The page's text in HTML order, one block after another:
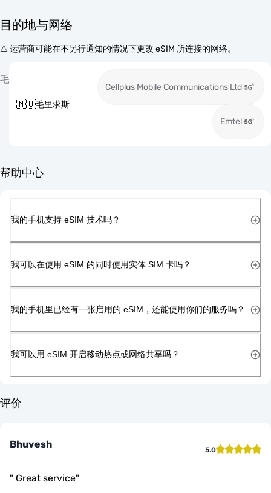
目的地与网络
⚠️ 运营商可能在不另行通知的情况下更改 eSIM 所连接的网络。
毛
🇲🇺毛里求斯
Cellplus Mobile Communications Ltd
Emtel
帮助中心
我的手机支持 eSIM 技术吗？
我可以在使用 eSIM 的同时使用实体 SIM 卡吗？
我的手机里已经有一张启用的 eSIM，还能使用你们的服务吗？
我可以用 eSIM 开启移动热点或网络共享吗？
评价
Bhuvesh 5.0
" Great service"